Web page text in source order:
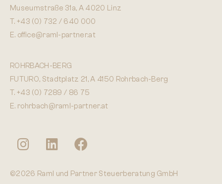
Museumstraße 31a, A 4020 Linz
T. +43 (0) 732 / 640 000
E. office@raml-partner.at
ROHRBACH-BERG
FUTURO, Stadtplatz 21, A 4150 Rohrbach-Berg
T. +43 (0) 7289 / 86 75
E. rohrbach@raml-partner.at
©2026 Raml und Partner Steuerberatung GmbH